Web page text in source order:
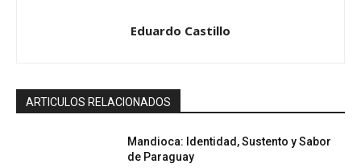
Eduardo Castillo
ARTICULOS RELACIONADOS
Mandioca: Identidad, Sustento y Sabor
de Paraguay